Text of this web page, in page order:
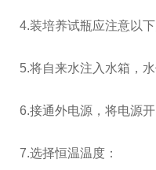
4.装培养试瓶应注意以
5.将自来水注入水箱，
6.接通外电源，将电源
7.选择恒温温度：